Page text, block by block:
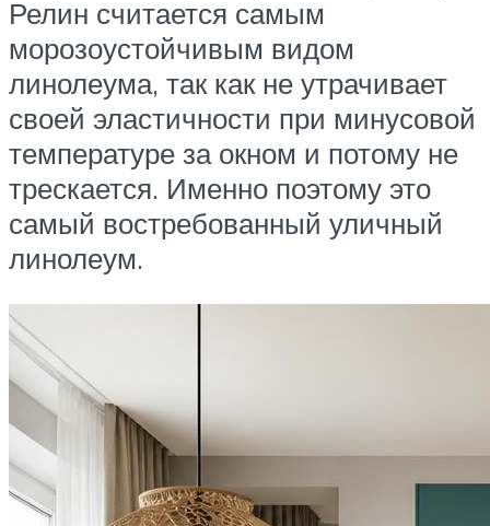
Релин считается самым
морозоустойчивым видом
линолеума, так как не утрачивает
своей эластичности при минусовой
температуре за окном и потому не
трескается. Именно поэтому это
самый востребованный уличный
линолеум.